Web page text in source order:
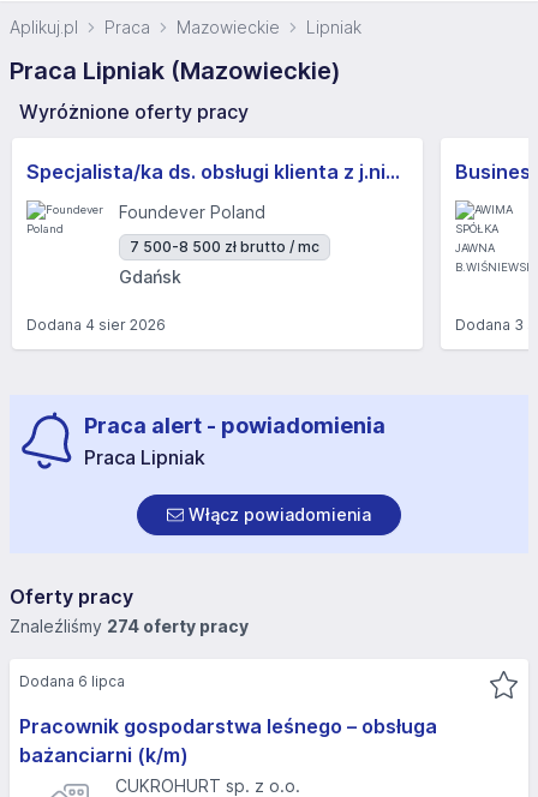
Aplikuj.pl Praca Mazowieckie Lipniak
Praca Lipniak (Mazowieckie)
Wyróżnione oferty pracy
Specjalista/ka ds. obsługi klienta z j.niemieckim
Foundever Poland
7 500-8 500 zł brutto / mc
Gdańsk
Dodana 4 sier 2026 Dodana 3
Praca alert - powiadomienia
Praca Lipniak
Włącz powiadomienia
Oferty pracy
Znaleźliśmy 274 oferty pracy
Pracownik gospodarstwa leśnego – obsługa
bażanciarni (k/m)
CUKROHURT sp. z o.o.
Dodana 6 lipca